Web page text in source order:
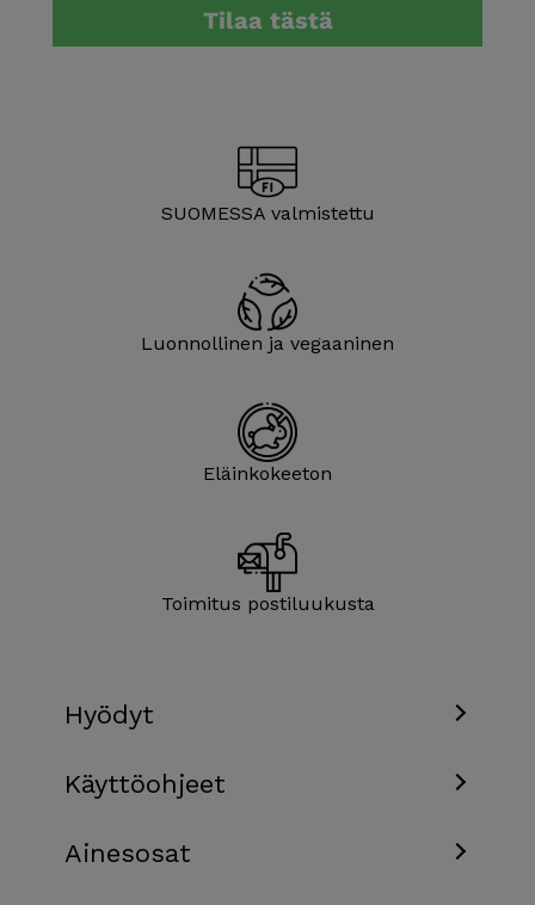
Tilaa tästä
SUOMESSA valmistettu
Luonnol­linen ja vegaaninen
Eläin­kokeeton
Toimitus posti­luukusta
Hyödyt
Käyttöohjeet
Ainesosat